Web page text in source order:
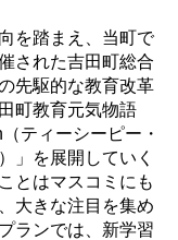
を踏まえ、当町で
された吉田町総合
先駆的な教育改革
町教育元気物語
ィーシーピー・
」を展開していく
とはマスコミにも
大きな注目を集め
ランでは、新学習